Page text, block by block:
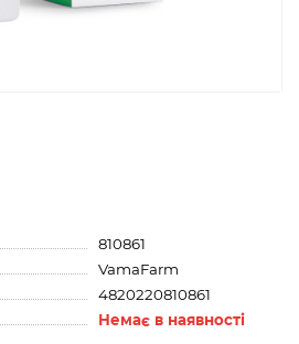
810861
VamaFarm
4820220810861
Немає в наявності